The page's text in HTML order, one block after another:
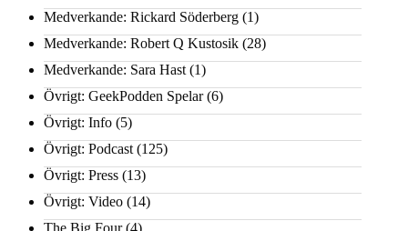
Medverkande: Rickard Söderberg (1)
Medverkande: Robert Q Kustosik (28)
Medverkande: Sara Hast (1)
Övrigt: GeekPodden Spelar(6)
Övrigt: Info (5)
Övrigt: Podcast (125)
Övrigt: Press (13)
Övrigt: Video (14)
The Big Four(4)